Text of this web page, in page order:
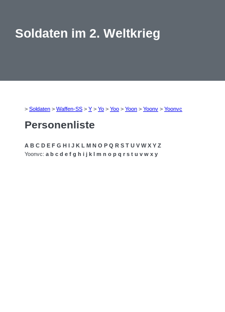
Soldaten im 2. Weltkrieg
> Soldaten > Waffen-SS > Y > Yo > Yoo > Yoon > Yoonv > Yoonvc
Personenliste
A B C D E F G H I J K L M N O P Q R S T U V W X Y Z
Yoonvc: a b c d e f g h i j k l m n o p q r s t u v w x y